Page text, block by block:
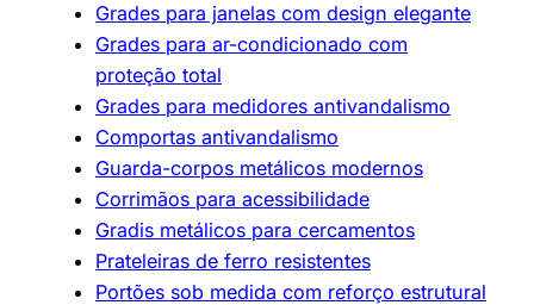
Grades para janelas com design elegante
Grades para ar-condicionado com
proteção total
Grades para medidores antivandalismo
Comportas antivandalismo
Guarda-corpos metálicos modernos
Corrimãos para acessibilidade
Gradis metálicos para cercamentos
Prateleiras de ferro resistentes
Portões sob medida com reforço estrutural